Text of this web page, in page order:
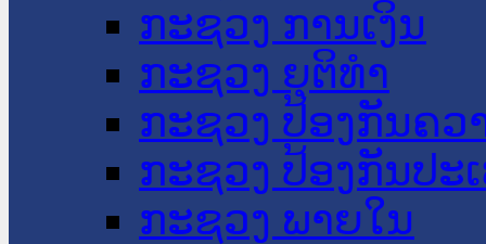
ກະຊວງ ການເງິນ
ກະຊວງ ຍຸຕິທໍາ
ກະຊວງ ປ້ອງກັນຄວ
ກະຊວງ ປ້ອງກັນປະ
ກະຊວງ ພາຍໃນ